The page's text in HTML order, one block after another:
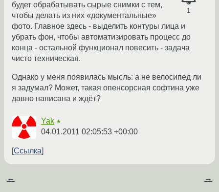
1
будет обрабатывать сырые снимки с тем,
чтобы делать из них «документальные»
фото. Главное здесь - выделить контуры лица и
убрать фон, чтобы автоматизировать процесс до
конца - остальной функционал повесить - задача
чисто техническая.
Однако у меня появилась мысль: а не велосипед ли
я задумал? Может, такая опенсорсная софтина уже
давно написана и ждёт?
Yak ★
04.01.2011 02:05:53 +00:00
Ссылка
← →